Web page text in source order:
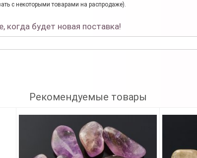
с некоторыми товарами на распродаже).
когда будет новая поставка!
Рекомендуемые товары